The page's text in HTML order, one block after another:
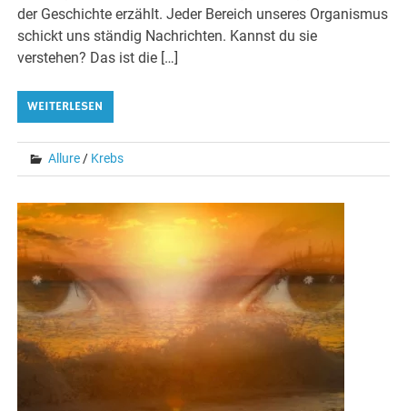
der Geschichte erzählt. Jeder Bereich unseres Organismus
schickt uns ständig Nachrichten. Kannst du sie
verstehen? Das ist die […]
WEITERLESEN
Allure / Krebs